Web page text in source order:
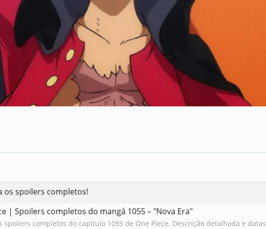
os spoilers completos!
| Spoilers completos do mangá 1055 – "Nova Era"
spoilers completos do capítulo 1055 de One Piece. Descrição detalhada e datas